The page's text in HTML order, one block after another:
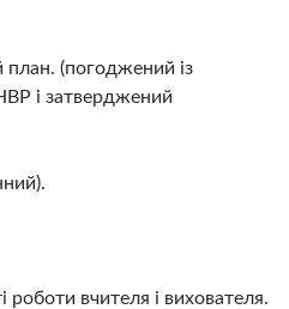
(погоджений із
і затверджений
вчителя і вихователя.